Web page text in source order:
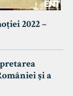
2022 –
și a